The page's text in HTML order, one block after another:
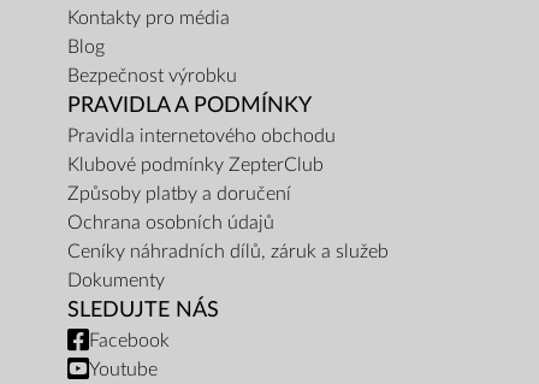
Kontakty pro média
Blog
Bezpečnost výrobku
PRAVIDLA A PODMÍNKY
Pravidla internetového obchodu
Klubové podmínky ZepterClub
Způsoby platby a doručení
Ochrana osobních údajů
Ceníky náhradních dílů, záruk a služeb
Dokumenty
SLEDUJTE NÁS
Facebook
Youtube